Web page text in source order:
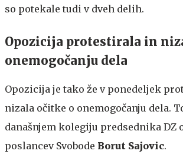
so potekale tudi v dveh delih.
Opozicija protestirala in
onemogočanju dela
Opozicija je tako že v ponedeljek
nizala očitke o onemogočanju dela.
današnjem kolegiju predsednika DZ
poslancev Svobode Borut Sajovic.